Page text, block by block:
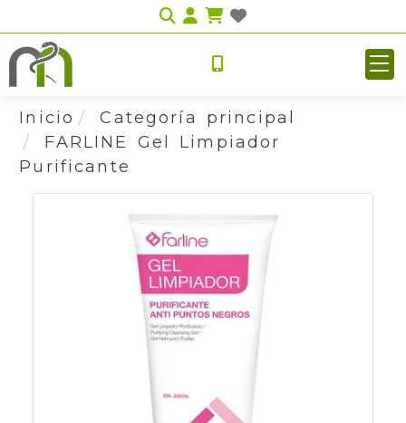
Identifícate
Inicio
Categoría principal
FARLINE Gel Limpiador
Purificante